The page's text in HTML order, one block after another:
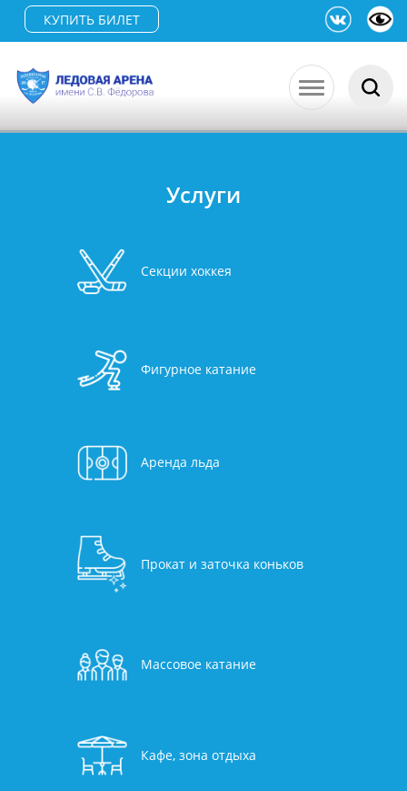
КУПИТЬ БИЛЕТ
Услуги
Секции хоккея
Фигурное катание
Аренда льда
Прокат и заточка коньков
Массовое катание
Кафе, зона отдыха